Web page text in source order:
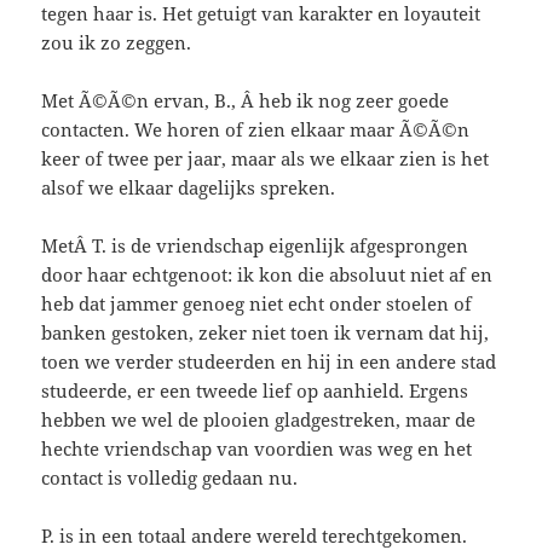
tegen haar is. Het getuigt van karakter en loyauteit
zou ik zo zeggen.
Met Ã©Ã©n ervan, B., Â heb ik nog zeer goede
contacten. We horen of zien elkaar maar Ã©Ã©n
keer of twee per jaar, maar als we elkaar zien is het
alsof we elkaar dagelijks spreken.
MetÂ T. is de vriendschap eigenlijk afgesprongen
door haar echtgenoot: ik kon die absoluut niet af en
heb dat jammer genoeg niet echt onder stoelen of
banken gestoken, zeker niet toen ik vernam dat hij,
toen we verder studeerden en hij in een andere stad
studeerde, er een tweede lief op aanhield. Ergens
hebben we wel de plooien gladgestreken, maar de
hechte vriendschap van voordien was weg en het
contact is volledig gedaan nu.
P. is in een totaal andere wereld terechtgekomen.